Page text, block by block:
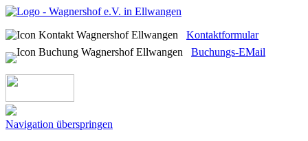
Kontaktformular
Buchungs-EMail
Navigation überspringen